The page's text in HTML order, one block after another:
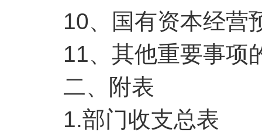
10、国有资本经营
11、其他重要事项
二、附表
1.部门收支总表